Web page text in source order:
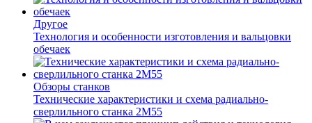
Другое
Технология и особенности изготовления и вальцовки
обечаек
Обзоры станков
Технические характеристики и схема радиально-
сверлильного станка 2М55